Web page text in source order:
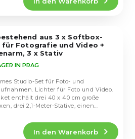
aus 3 x Softbox-
für Fotografie und Video +
3 x Stativ
IN PRAG
In den Warenkorb
Studio-Set für Foto- und
Lichter für Foto und Video.
enthält drei 40 x 40 cm große
drei 2,1-Meter-Stative, einen